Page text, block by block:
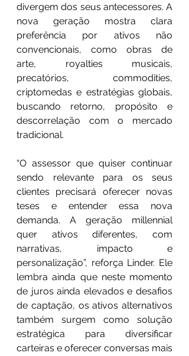
divergem dos seus antecessores. A
nova geração mostra clara
preferência por ativos não
convencionais, como obras de
arte, royalties musicais,
precatórios, commodities,
criptomedas e estratégias globais,
buscando retorno, propósito e
descorrelação com o mercado
tradicional.
“O assessor que quiser continuar
sendo relevante para os seus
clientes precisará oferecer novas
teses e entender essa nova
demanda. A geração millennial
quer ativos diferentes, com
narrativas, impacto e
personalização”, reforça Linder. Ele
lembra ainda que neste momento
de juros ainda elevados e desafios
de captação, os ativos alternativos
também surgem como solução
estratégica para diversificar
carteiras e oferecer conversas mais